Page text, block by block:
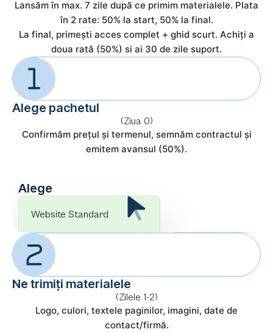
Lansăm în max. 7 zile după ce primim materialele. Plata
în 2 rate: 50% la start, 50% la final.
La final, primești acces complet + ghid scurt. Achiți a
doua rată (50%) si ai 30 de zile suport.
Alege pachetul
(Ziua 0)
Confirmăm prețul și termenul, semnăm contractul și
emitem avansul (50%).
Alege
Website Standard
Ne trimiți materialele
(Zilele 1-2)
Logo, culori, textele paginilor, imagini, date de
contact/firmă.